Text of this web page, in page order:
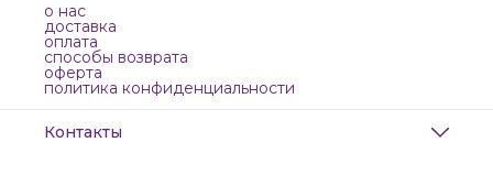
о нас
доставка
оплата
способы возврата
оферта
политика конфиденциальности
Контакты